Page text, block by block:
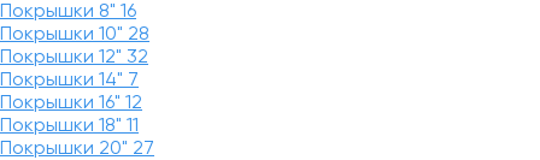
Покрышки 8" 16
Покрышки 10" 28
Покрышки 12" 32
Покрышки 14" 7
Покрышки 16" 12
Покрышки 18" 11
Покрышки 20" 27